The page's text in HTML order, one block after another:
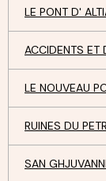
LE PONT D'
ACCIDENTS ET
LE NOUVEAU
RUINES DU
SAN GHJUVANNI